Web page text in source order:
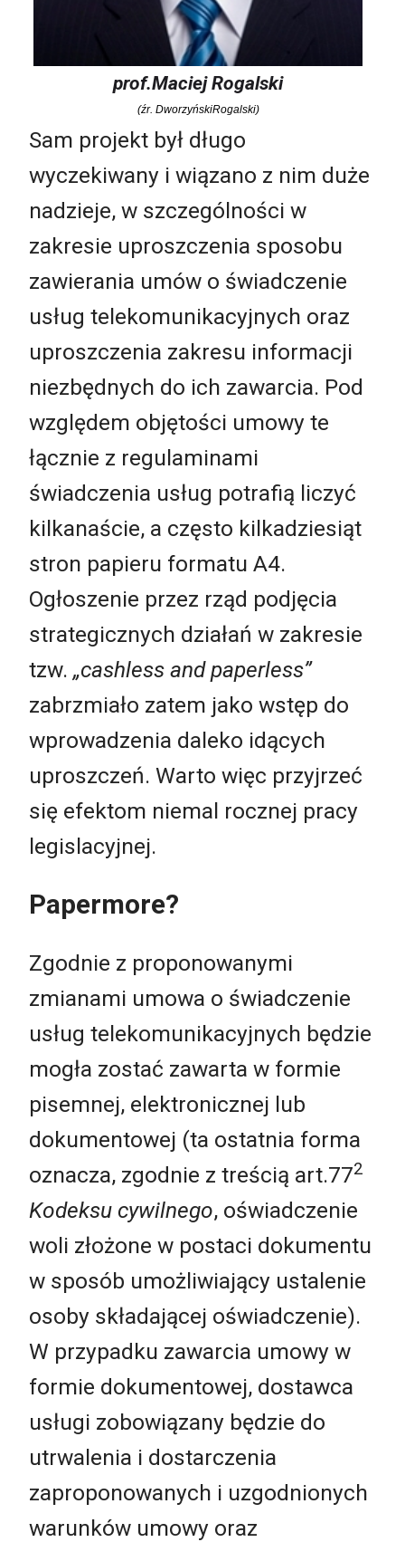
prof.Maciej Rogalski
(źr. DworzyńskiRogalski)
Sam projekt był długo
wyczekiwany i wiązano z nim duże
nadzieje, w szczególności w
zakresie uproszczenia sposobu
zawierania umów o świadczenie
usług telekomunikacyjnych oraz
uproszczenia zakresu informacji
niezbędnych do ich zawarcia. Pod
względem objętości umowy te
łącznie z regulaminami
świadczenia usług potrafią liczyć
kilkanaście, a często kilkadziesiąt
stron papieru formatu A4.
Ogłoszenie przez rząd podjęcia
strategicznych działań w zakresie
tzw. „cashless and paperless”
zabrzmiało zatem jako wstęp do
wprowadzenia daleko idących
uproszczeń. Warto więc przyjrzeć
się efektom niemal rocznej pracy
legislacyjnej.
Papermore?
Zgodnie z proponowanymi
zmianami umowa o świadczenie
usług telekomunikacyjnych będzie
mogła zostać zawarta w formie
pisemnej, elektronicznej lub
dokumentowej (ta ostatnia forma
oznacza, zgodnie z treścią art.772
Kodeksu cywilnego, oświadczenie
woli złożone w postaci dokumentu
w sposób umożliwiający ustalenie
osoby składającej oświadczenie).
W przypadku zawarcia umowy w
formie dokumentowej, dostawca
usługi zobowiązany będzie do
utrwalenia i dostarczenia
zaproponowanych i uzgodnionych
warunków umowy oraz